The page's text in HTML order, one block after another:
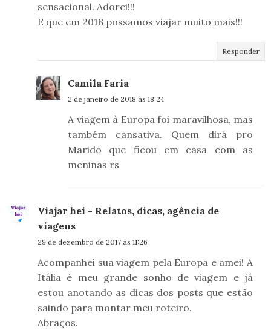
sensacional. Adorei!!!
E que em 2018 possamos viajar muito mais!!!
Responder
Camila Faria
2 de janeiro de 2018 às 18:24
A viagem à Europa foi maravilhosa, mas
também cansativa. Quem dirá pro
Marido que ficou em casa com as
meninas rs
Viajar hei - Relatos, dicas, agência de
viagens
29 de dezembro de 2017 às 11:26
Acompanhei sua viagem pela Europa e amei! A
Itália é meu grande sonho de viagem e já
estou anotando as dicas dos posts que estão
saindo para montar meu roteiro.
Abraços.